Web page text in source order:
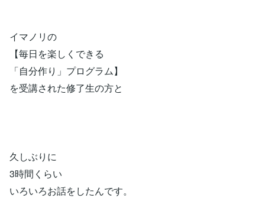
イマノリの
【毎日を楽しくできる
「自分作り」プログラム】
を受講された修了生の方と
久しぶりに
3時間くらい
いろいろお話をしたんです。